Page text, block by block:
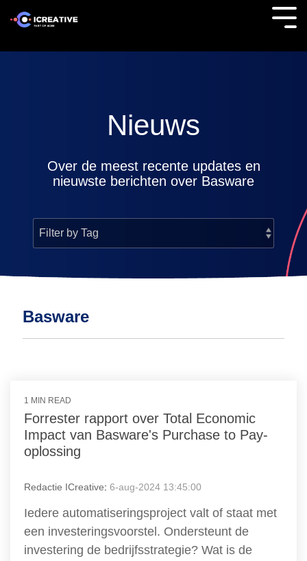
main
Nieuws
Over de meest recente updates en
nieuwste berichten over Basware
Basware
1 MIN READ
Forrester rapport over Total Economic
Impact van Basware's Purchase to Pay-
oplossing
Redactie ICreative: 6-aug-2024 13:45:00
Iedere automatiseringsproject valt of staat met
een investeringsvoorstel. Ondersteunt de
investering de bedrijfsstrategie? Wat is de